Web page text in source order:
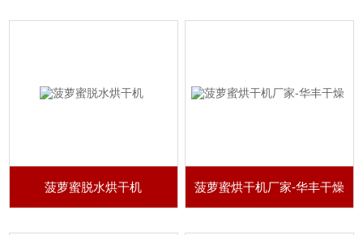
菠萝蜜脱水烘干机 菠萝蜜烘干机厂家-华丰干燥